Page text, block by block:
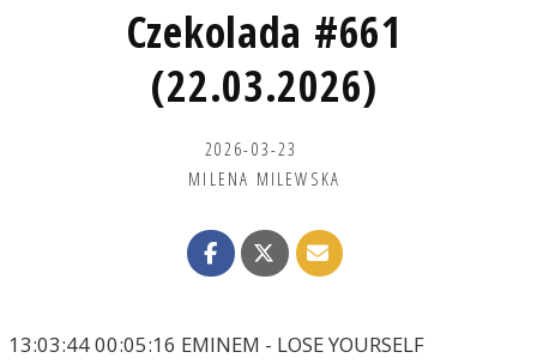
Czekolada #661
(22.03.2026)
2026-03-23
MILENA MILEWSKA
13:03:44 00:05:16 EMINEM - LOSE YOURSELF